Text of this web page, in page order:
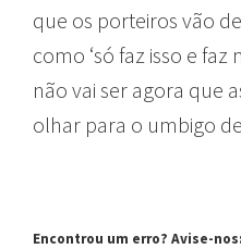
que os porteiros vão
como ‘só faz isso e faz
não vai ser agora que
olhar para o umbigo
Encontrou um erro? Avise-nos: